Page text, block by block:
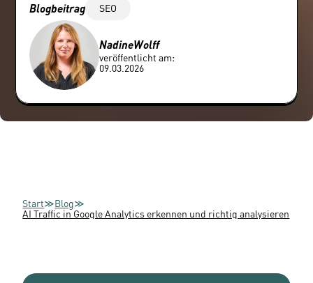
Blogbeitrag SEO
NadineWolff
veröffentlicht am:
09.03.2026
Start≫Blog≫
AI Traffic in Google Analytics erkennen und richtig analysieren